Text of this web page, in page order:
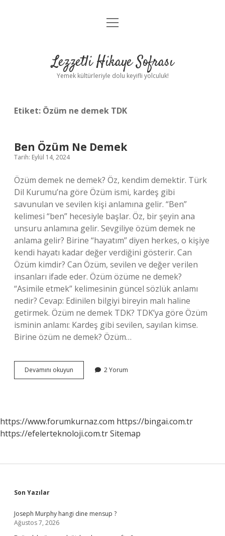
Anasayfa
Yasal Uyarı
menüyü
Lezzetli Hikaye Sofrası
Yemek kültürleriyle dolu keyifli yolculuk!
Etiket: Özüm ne demek TDK
Ben Özüm Ne Demek
Tarih: Eylül 14, 2024
Özüm demek ne demek? Öz, kendim demektir. Türk
Dil Kurumu’na göre Özüm ismi, kardeş gibi
savunulan ve sevilen kişi anlamına gelir. “Ben”
kelimesi “ben” hecesiyle başlar. Öz, bir şeyin ana
unsuru anlamına gelir. Sevgiliye özüm demek ne
anlama gelir? Birine “hayatım” diyen herkes, o kişiye
kendi hayatı kadar değer verdiğini gösterir. Can
Özüm kimdir? Can Özüm, sevilen ve değer verilen
insanları ifade eder. Özüm özüme ne demek?
“Asimile etmek” kelimesinin güncel sözlük anlamı
nedir? Cevap: Edinilen bilgiyi bireyin malı haline
getirmek. Özüm ne demek TDK? TDK’ya göre Özüm
isminin anlamı: Kardeş gibi sevilen, sayılan kimse.
Birine özüm ne demek? Özüm…
Devamını okuyun
Özüm
2 Yorum
https://www.forumkurnaz.com https://bingai.com.tr
https://efelerteknoloji.com.trSitemap
Sidebar
Son Yazılar
Joseph Murphy hangi dine mensup ?
Ağustos 7, 2026